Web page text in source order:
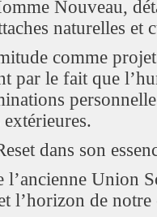
Nouveau,
naturelles et
comme
par le fait que
dans son
l’ancienne Union
l’horizon de notre